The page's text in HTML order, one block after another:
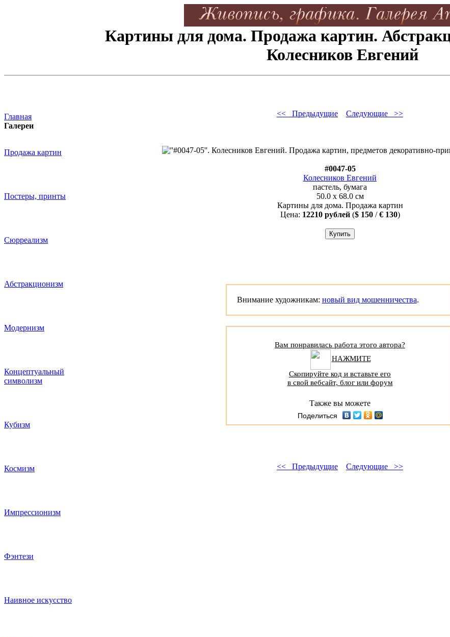
Картины для дома. Продажа картин.
Колесников Евгений
Главная
Галереи
Продажа картин
Постеры, принты
Сюрреализм
Абстракционизм
Модернизм
Концептуальный
символизм
Кубизм
Космизм
Импрессионизм
Фэнтези
Наивное искусство
<< Предыдущие Следующие >>
#0047-05
Колесников Евгений
пастель, бумага
50.0 x 68.0 см
Картины для дома. Продажа картин
Цена: 12210 рублей($ 150/€ 130)
Внимание художникам: новый вид мошенничества.
Вам понравилась работа этого автора?
НАЖМИТЕ
Скопируйте код и вставьте его
в свой вебсайт, блог или форум
Также вы можете
Поделиться
<< Предыдущие Следующие >>